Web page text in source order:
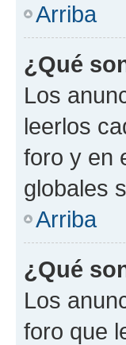
Arriba
¿Qué
Los
leerlos
foro y en
globales
Arriba
¿Qué
Los
foro que